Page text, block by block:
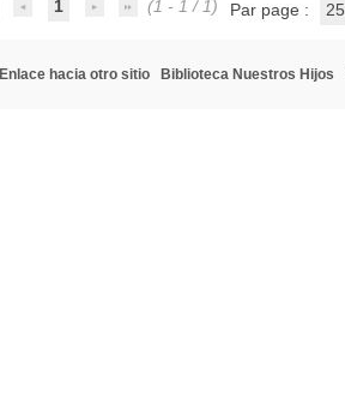
1 (1 - 1 / 1) Par page : 25
Enlace hacia otro sitio Biblioteca Nuestros Hijos